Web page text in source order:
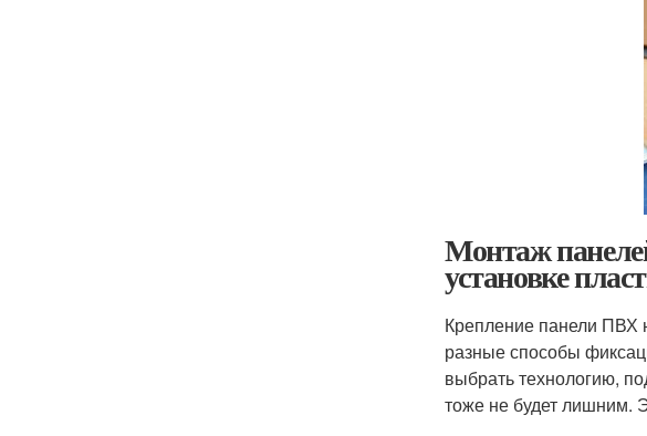
Монтаж
установке
Крепление панели ПВХ
разные способы
выбрать технологию,
тоже не будет лишним.